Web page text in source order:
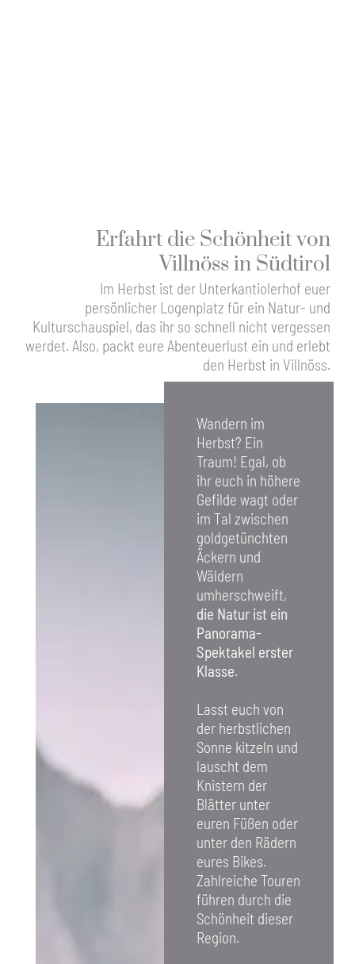
Erfahrt die Schönheit von
Villnöss in Südtirol
Im Herbst ist der Unterkantiolerhof euer
persönlicher Logenplatz für ein Natur- und
Kulturschauspiel, das ihr so schnell nicht vergessen
werdet. Also, packt eure Abenteuerlust ein und erlebt
den Herbst in Villnöss.
Wandern im
Herbst? Ein
Traum! Egal, ob
ihr euch in höhere
Gefilde wagt oder
im Tal zwischen
goldgetünchten
Äckern und
Wäldern
umherschweift,
die Natur ist ein
Panorama-
Spektakel erster
Klasse.
Lasst euch von
der herbstlichen
Sonne kitzeln und
lauscht dem
Knistern der
Blätter unter
euren Füßen oder
unter den Rädern
eures Bikes.
Zahlreiche Touren
führen durch die
Schönheit dieser
Region.